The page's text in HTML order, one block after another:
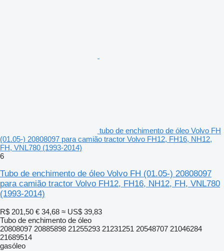
tubo de enchimento de óleo Volvo FH
(01.05-) 20808097 para camião tractor Volvo FH12, FH16, NH12,
FH, VNL780 (1993-2014)
6
Tubo de enchimento de óleo Volvo FH (01.05-) 20808097
para camião tractor Volvo FH12, FH16, NH12, FH, VNL780
(1993-2014)
R$ 201,50 € 34,68 ≈ US$ 39,83
Tubo de enchimento de óleo
20808097 20885898 21255293 21231251 20548707 21046284
21689514
gasóleo